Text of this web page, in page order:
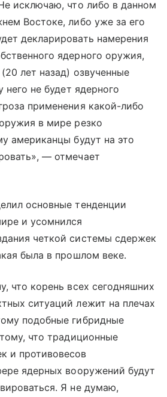
исключаю, что либо в данном
Востоке, либо уже за его
декларировать намерения
ядерного оружия,
лет назад) озвученные
не будет ядерного
применения какой-либо
в мире резко
американцы будут на это
— отмечает
основные тенденции
и усомнился
четкой системы сдержек
была в прошлом веке.
что корень всех сегодняшних
ситуаций лежит на плечах
подобные гибридные
что традиционные
и противовесов
ядерных вооружений будут
Я не думаю,